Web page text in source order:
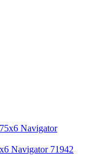
Navigator 71942